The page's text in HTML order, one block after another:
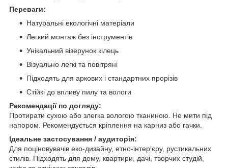
Переваги:
Натуральні екологічні матеріали
Легкий монтаж без інструментів
Унікальний візерунок кілець
Візуально легкі та повітряні
Підходять для аркових і стандартних прорізів
Стійкі до впливу пилу та вологи
Рекомендації по догляду:
Протирати сухою або злегка вологою тканиною. Не мити під
напором. Рекомендується кріплення на карниз або гачки.
Ідеальне застосування / аудиторія:
Для поціновувачів еко-дизайну, етно-інтер’єру, рустикальних
стилів. Підходять для дому, квартири, дачі, творчих студій,